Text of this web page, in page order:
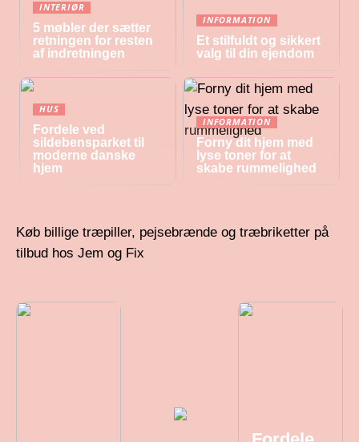
INTERIØR
5 møbler der sætter
retningen for resten
af indretningen
INFORMATION
Et stilfuldt og sikkert
valg til din ejendom
HUS
Fordele ved
sildebensparket til
moderne danske
hjem
INFORMATION
Forny dit hjem med
lyse toner for at
skabe rummelighed
Køb billige træpiller, pejsebrænde og træbriketter på
tilbud hos Jem og Fix